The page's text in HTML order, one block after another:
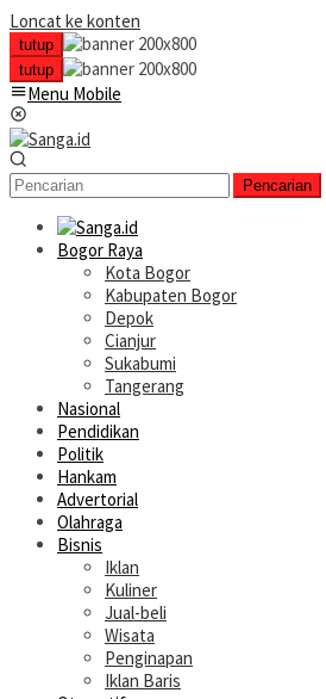
Loncat ke konten
tutup
tutup
Menu Mobile
Pencarian
Bogor Raya
Kota Bogor
Kabupaten Bogor
Depok
Cianjur
Sukabumi
Tangerang
Nasional
Pendidikan
Politik
Hankam
Advertorial
Olahraga
Bisnis
Iklan
Kuliner
Jual-beli
Wisata
Penginapan
Iklan Baris